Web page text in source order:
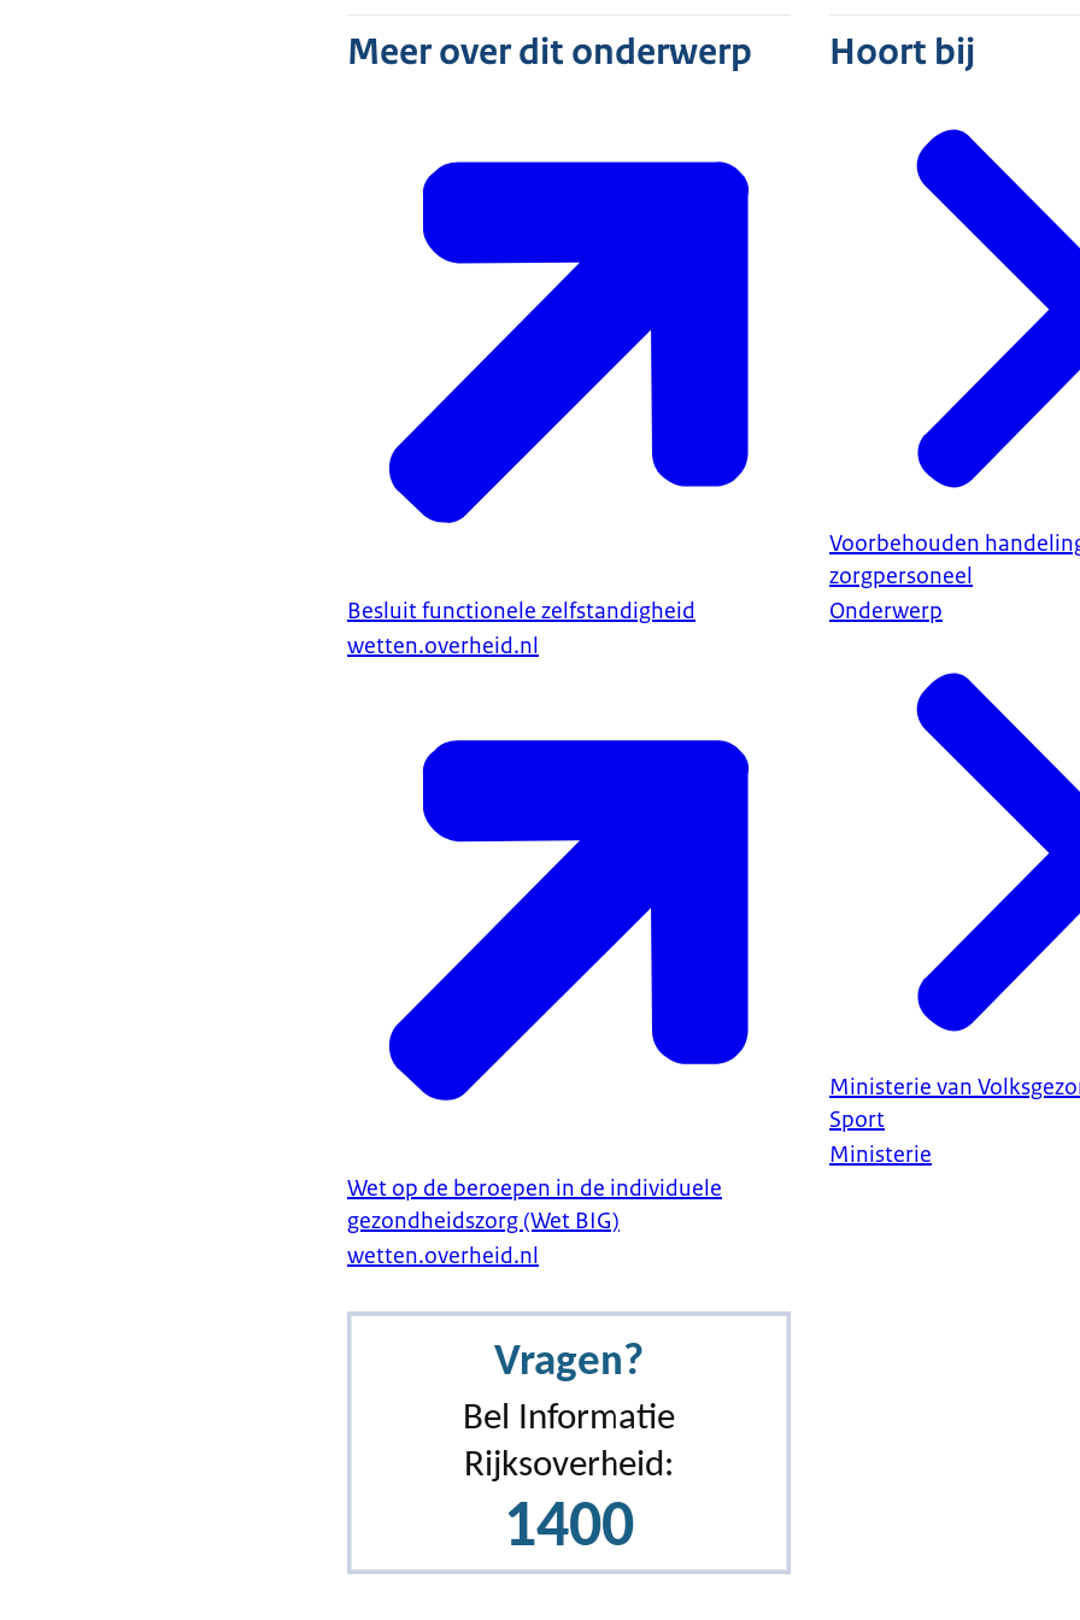
Voor het opdragen van voorbehouden handelingen aan niet zelfstandig bevoegde
handelingen.
Meer over dit onderwerp
Besluit functionele zelfstandigheid
wetten.overheid.nl
Wet op de beroepen in de individuele
gezondheidszorg (Wet BIG)
wetten.overheid.nl
Hoort bij
Voorbehouden
zorgpersoneel
Onderwerp
Ministerie van
Sport
Ministerie